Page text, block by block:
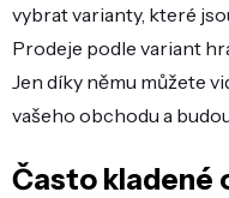
vybrat varianty, které
Prodeje podle variant
Jen díky němu můžete
vašeho obchodu a
Často kladené